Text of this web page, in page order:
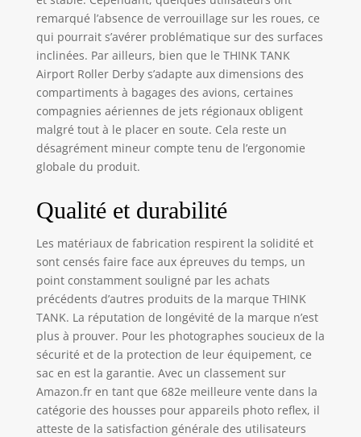
extérieures : 35,6 x
53,3 x 20,3 cm (l x
H x P) 3 cm),
compartiment
pour ordinateur
portable.
Dimensions : 35 x
44 x 5 cm.
Compartiment
pour tablette : 25,4
à 3,59 kg) – Le
reflète tous les
accessoires retirés
tout en utilisant
uniquement des
séparateurs
minimaux
remarqué l’absence de verrouillage sur les roues, ce
qui pourrait s’avérer problématique sur des surfaces
inclinées. Par ailleurs, bien que le THINK TANK
Airport Roller Derby s’adapte aux dimensions des
compartiments à bagages des avions, certaines
compagnies aériennes de jets régionaux obligent
malgré tout à le placer en soute. Cela reste un
désagrément mineur compte tenu de l’ergonomie
globale du produit.
Qualité et durabilité
Les matériaux de fabrication respirent la solidité et
sont censés faire face aux épreuves du temps, un
point constamment souligné par les achats
précédents d’autres produits de la marque THINK
TANK. La réputation de longévité de la marque n’est
plus à prouver. Pour les photographes soucieux de la
sécurité et de la protection de leur équipement, ce
sac en est la garantie. Avec un classement sur
Amazon.fr en tant que 682e meilleure vente dans la
catégorie des housses pour appareils photo reflex, il
atteste de la satisfaction générale des utilisateurs